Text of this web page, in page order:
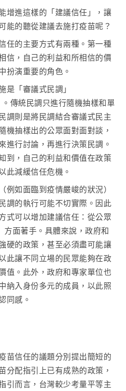
增進這樣的「建議信任」，讓
能的聽從建議去施打疫苗呢？
任的主要方式有兩種。第一種
信，自己的利益和所相信的價
扮演重要的角色。
是「審議式民調」
。傳統民調只進行隨機抽樣和單
調則是將民調結合審議式民主
機抽樣出的公眾面對面對談，
進行討論，再進行決策民調。
到，自己的利益和價值在政策
此減緩信任危機。
例如面臨到疫情嚴峻的狀況）
調的執行可能不切實際。因此
式可以增加建議信任：從公眾
方面著手。具體來說，政府和
硬的政策，甚至必須盡可能讓
此讓不同立場的民眾能夠在政
值。此外，政府和專家單位也
納入身份多元的成員，以此照
同感。
苗信任的議題分別提出簡短的
分配指引上已有成熟的政策，
引而言，台灣較少考量平等主